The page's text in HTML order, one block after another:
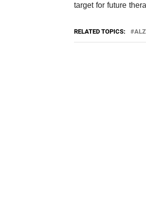
target for future
RELATED TOPICS: